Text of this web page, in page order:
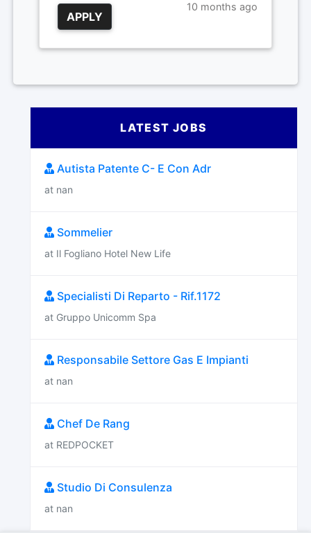
APPLY
10 months ago
LATEST JOBS
Autista Patente C- E Con Adr
at nan
Sommelier
at Il Fogliano Hotel New Life
Specialisti Di Reparto - Rif.1172
at Gruppo Unicomm Spa
Responsabile Settore Gas E Impianti
at nan
Chef De Rang
at REDPOCKET
Studio Di Consulenza
at nan